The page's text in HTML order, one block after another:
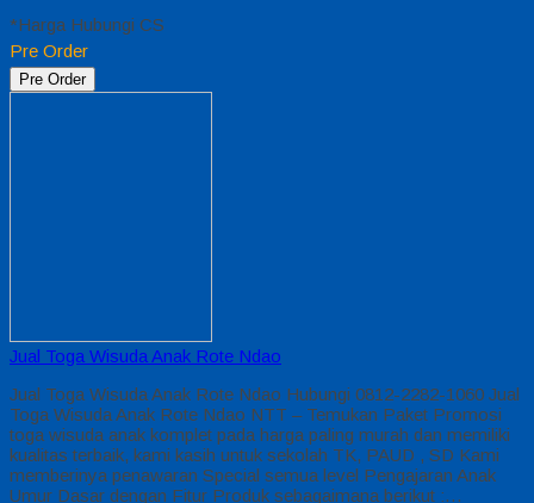
*Harga Hubungi CS
Pre Order
Pre Order
Jual Toga Wisuda Anak Rote Ndao
Jual Toga Wisuda Anak Rote Ndao Hubungi 0812-2282-1060 Jual
Toga Wisuda Anak Rote Ndao NTT – Temukan Paket Promosi
toga wisuda anak komplet pada harga paling murah dan memiliki
kualitas terbaik, kami kasih untuk sekolah TK, PAUD , SD Kami
memberinya penawaran Special semua level Pengajaran Anak
Umur Dasar dengan Fitur Produk sebagaimana berikut :…